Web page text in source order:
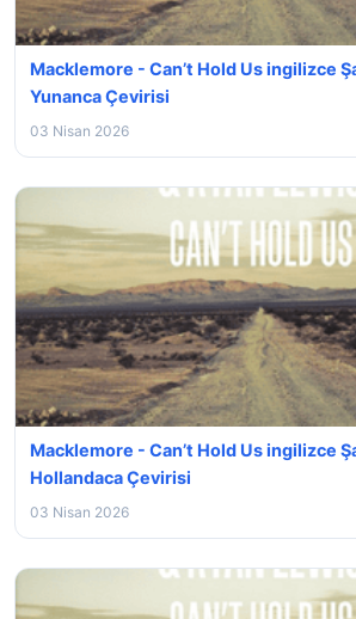
Macklemore - Can’t Hold Us ingilizce
Yunanca Çevirisi
03 Nisan 2026
Macklemore - Can’t Hold Us ingilizce
Hollandaca Çevirisi
03 Nisan 2026